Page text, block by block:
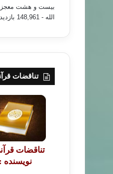
بیست و هشت
الله - 148,961 بازدید
تناقضات
تناقضات
نویسنده